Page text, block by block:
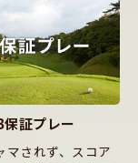
保証プレー
マされず、スコア